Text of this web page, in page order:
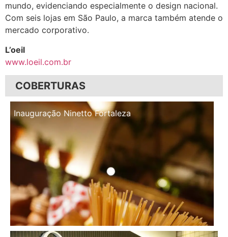
mundo, evidenciando especialmente o design nacional.
Com seis lojas em São Paulo, a marca também atende o
mercado corporativo.
L’oeil
www.loeil.com.br
COBERTURAS
Inauguração Illa Café